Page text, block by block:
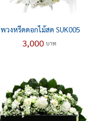
พวงหรีดดอกไม้สด SUK005
3,000 บาท